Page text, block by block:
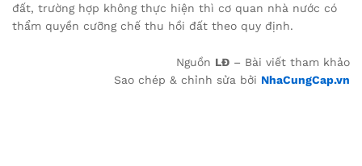
đất, trường hợp không thực hiện thì cơ quan nhà nước có
thẩm quyền cưỡng chế thu hồi đất theo quy định.
Nguồn LĐ – Bài viết tham khảo
Sao chép & chỉnh sửa bởi NhaCungCap.vn